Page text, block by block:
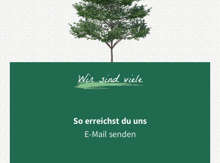
Wir sind viele
So erreichst du uns
E-Mail senden